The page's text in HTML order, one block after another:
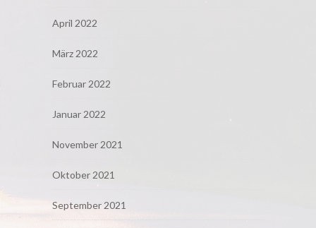
April 2022
März 2022
Februar 2022
Januar 2022
November 2021
Oktober 2021
September 2021